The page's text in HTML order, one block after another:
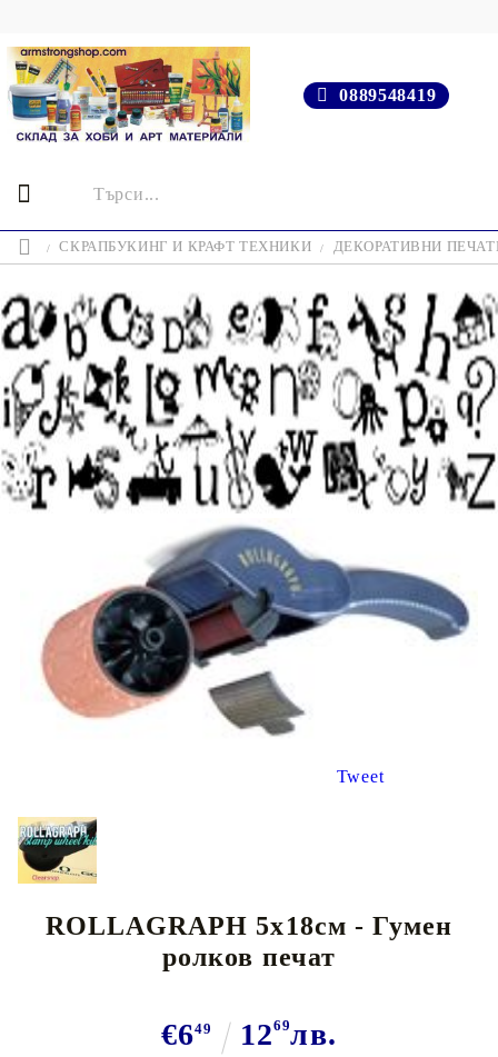
0889548419
СКРАПБУКИНГ И КРАФТ ТЕХНИКИ ДЕКОРАТИВНИ
Tweet
ROLLAGRAPH 5х18см - Гумен
ролков печат
€649 1269лв.